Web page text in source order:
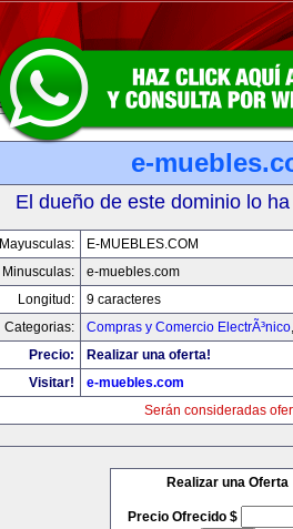
e-
El dueño de este dominio lo
Mayusculas:
E-MUEBLES.COM
Minusculas:
e-muebles.com
Longitud:
9 caracteres
Categorias:
Compras y Comercio ElectrÃ³nico
Precio:
Realizar una oferta!
Visitar!
e-muebles.com
Serán consideradas
Realizar una Oferta
Precio Ofrecido $